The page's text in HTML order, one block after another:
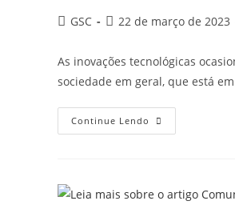
GSC 22 de março de 2023
As inovações tecnológicas
sociedade em geral, que está
Continue Lendo